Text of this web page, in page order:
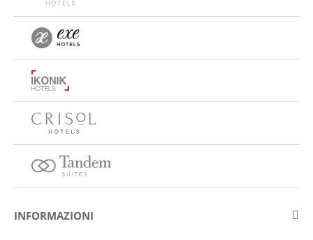
INFORMAZIONI